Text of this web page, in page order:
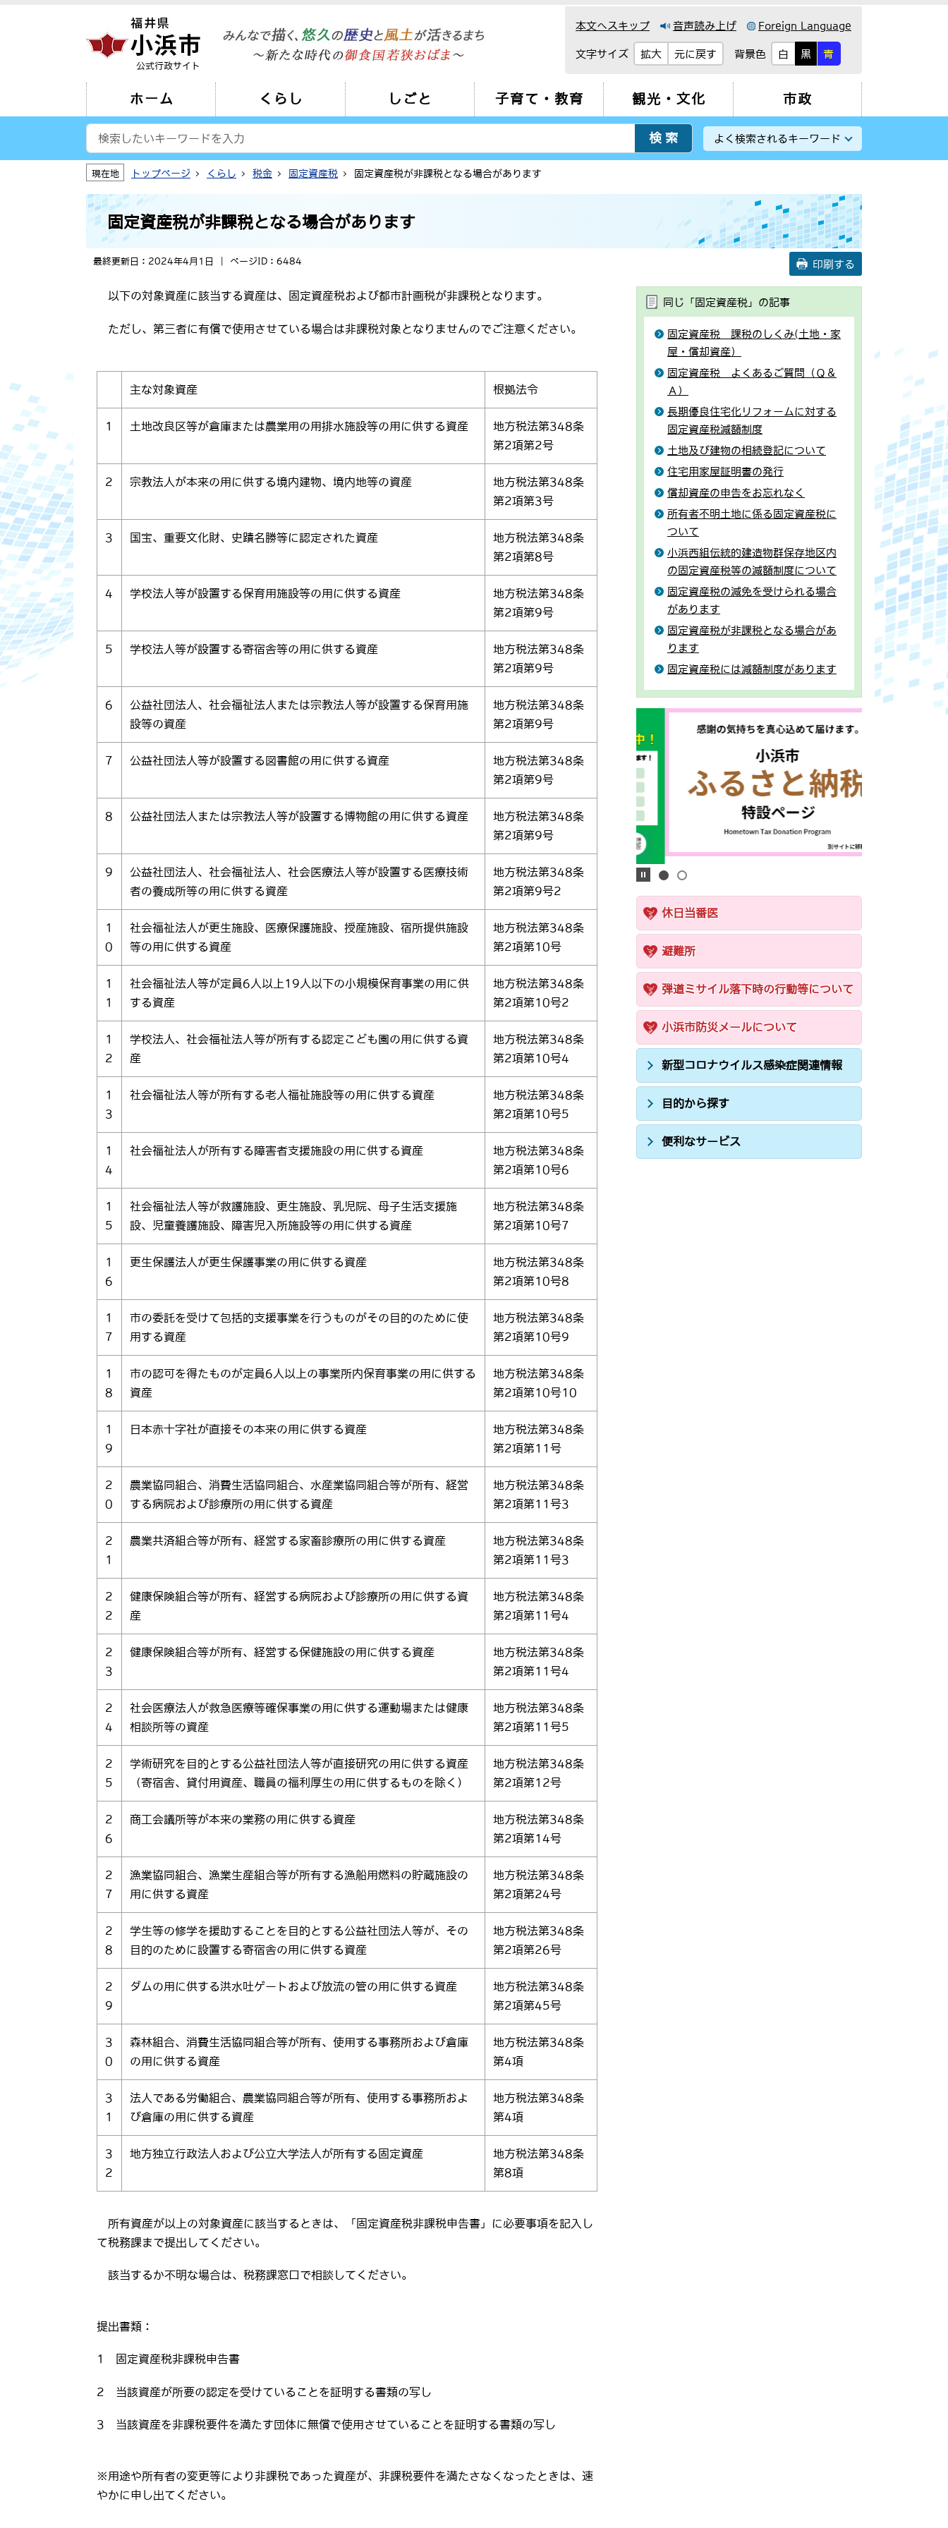
公式行政サイト
本文へスキップ 音声読み上げ Foreign Language
文字サイズ 拡大 元に戻す 背景色 白 黒 青
ホーム くらし しごと 子育て・教育 観光・文化 市政
よく検索されるキーワード
現在地 トップページ くらし 税金 固定資産税 固定資産税が非課税となる場合があります
固定資産税が非課税となる場合があります
最終更新日：2024年4月1日 ページID：6484 印刷する
以下の対象資産に該当する資産は、固定資産税および都市計画税が非課税となります。
ただし、第三者に有償で使用させている場合は非課税対象となりませんのでご注意ください。
主な対象資産 根拠法令
1 土地改良区等が倉庫または農業用の用排水施設等の用に供する資産
地方税法第348条
第2項第2号
2 宗教法人が本来の用に供する境内建物、境内地等の資産
地方税法第348条
第2項第3号
3 国宝、重要文化財、史蹟名勝等に認定された資産
地方税法第348条
第2項第8号
4 学校法人等が設置する保育用施設等の用に供する資産
地方税法第348条
第2項第9号
5 学校法人等が設置する寄宿舎等の用に供する資産
地方税法第348条
第2項第9号
6
公益社団法人、社会福祉法人または宗教法人等が設置する保育用施
設等の資産
地方税法第348条
第2項第9号
7 公益社団法人等が設置する図書館の用に供する資産
地方税法第348条
第2項第9号
8 公益社団法人または宗教法人等が設置する博物館の用に供する資産
地方税法第348条
第2項第9号
9
公益社団法人、社会福祉法人、社会医療法人等が設置する医療技術
者の養成所等の用に供する資産
地方税法第348条
第2項第9号2
1
0
社会福祉法人が更生施設、医療保護施設、授産施設、宿所提供施設
等の用に供する資産
地方税法第348条
第2項第10号
1
1
社会福祉法人等が定員6人以上19人以下の小規模保育事業の用に供
する資産
地方税法第348条
第2項第10号2
1
2
学校法人、社会福祉法人等が所有する認定こども園の用に供する資
産
地方税法第348条
第2項第10号4
1
3
社会福祉法人等が所有する老人福祉施設等の用に供する資産
地方税法第348条
第2項第10号5
1
4
社会福祉法人が所有する障害者支援施設の用に供する資産
地方税法第348条
第2項第10号6
1
5
社会福祉法人等が救護施設、更生施設、乳児院、母子生活支援施
設、児童養護施設、障害児入所施設等の用に供する資産
地方税法第348条
第2項第10号7
1
6
更生保護法人が更生保護事業の用に供する資産
地方税法第348条
第2項第10号8
1
7
市の委託を受けて包括的支援事業を行うものがその目的のために使
用する資産
地方税法第348条
第2項第10号9
1
8
市の認可を得たものが定員6人以上の事業所内保育事業の用に供する
資産
地方税法第348条
第2項第10号10
1
9
日本赤十字社が直接その本来の用に供する資産
地方税法第348条
第2項第11号
2
0
農業協同組合、消費生活協同組合、水産業協同組合等が所有、経営
する病院および診療所の用に供する資産
地方税法第348条
第2項第11号3
2
1
農業共済組合等が所有、経営する家畜診療所の用に供する資産
地方税法第348条
第2項第11号3
2
2
健康保険組合等が所有、経営する病院および診療所の用に供する資
産
地方税法第348条
第2項第11号4
2
3
健康保険組合等が所有、経営する保健施設の用に供する資産
地方税法第348条
第2項第11号4
2
4
社会医療法人が救急医療等確保事業の用に供する運動場または健康
相談所等の資産
地方税法第348条
第2項第11号5
2
5
学術研究を目的とする公益社団法人等が直接研究の用に供する資産
（寄宿舎、貸付用資産、職員の福利厚生の用に供するものを除く）
地方税法第348条
第2項第12号
2
6
商工会議所等が本来の業務の用に供する資産
地方税法第348条
第2項第14号
2
7
漁業協同組合、漁業生産組合等が所有する漁船用燃料の貯蔵施設の
用に供する資産
地方税法第348条
第2項第24号
2
8
学生等の修学を援助することを目的とする公益社団法人等が、その
目的のために設置する寄宿舎の用に供する資産
地方税法第348条
第2項第26号
2
9
ダムの用に供する洪水吐ゲートおよび放流の管の用に供する資産
地方税法第348条
第2項第45号
3
0
森林組合、消費生活協同組合等が所有、使用する事務所および倉庫
の用に供する資産
地方税法第348条
第4項
3
1
法人である労働組合、農業協同組合等が所有、使用する事務所およ
び倉庫の用に供する資産
地方税法第348条
第4項
3
2
地方独立行政法人および公立大学法人が所有する固定資産
地方税法第348条
第8項
所有資産が以上の対象資産に該当するときは、「固定資産税非課税申告書」に必要事項を記入し
て税務課まで提出してください。
該当するか不明な場合は、税務課窓口で相談してください。
提出書類：
1 固定資産税非課税申告書
2 当該資産が所要の認定を受けていることを証明する書類の写し
3 当該資産を非課税要件を満たす団体に無償で使用させていることを証明する書類の写し
※用途や所有者の変更等により非課税であった資産が、非課税要件を満たさなくなったときは、速
やかに申し出てください。
同じ「固定資産税」の記事
固定資産税 課税のしくみ(土地・家
屋・償却資産）
固定資産税 よくあるご質問（Ｑ＆
Ａ）
長期優良住宅化リフォームに対する
固定資産税減額制度
土地及び建物の相続登記について
住宅用家屋証明書の発行
償却資産の申告をお忘れなく
所有者不明土地に係る固定資産税に
ついて
小浜西組伝統的建造物群保存地区内
の固定資産税等の減額制度について
固定資産税の減免を受けられる場合
があります
固定資産税が非課税となる場合があ
ります
固定資産税には減額制度があります
休日当番医
避難所
弾道ミサイル落下時の行動等について
小浜市防災メールについて
新型コロナウイルス感染症関連情報
目的から探す
便利なサービス